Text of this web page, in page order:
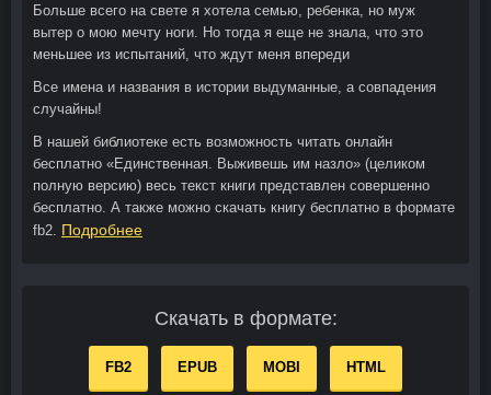
Больше всего на свете я хотела семью, ребенка, но муж
вытер о мою мечту ноги. Но тогда я еще не знала, что это
меньшее из испытаний, что ждут меня впереди
Все имена и названия в истории выдуманные, а совпадения
случайны!
В нашей библиотеке есть возможность читать онлайн
бесплатно «Единственная. Выживешь им назло» (целиком
полную версию) весь текст книги представлен совершенно
бесплатно. А также можно скачать книгу бесплатно в формате
fb2. Подробнее
Скачать в формате:
FB2 EPUB MOBI HTML